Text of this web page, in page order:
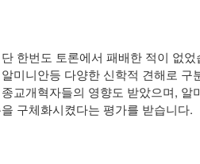
한번도 토론에서 패배한 적이 없었
미니안등 다양한 신학적 견해로 구
교개혁자들의 영향도 받았으며, 알
구체화시켰다는 평가를 받습니다.